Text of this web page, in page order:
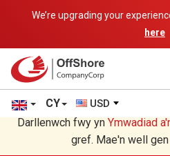
We’re upgrading your
here
CY USD
Rydych chi'n darllen yn
Darllenwch fwy yn Ymwadiad
gref. Mae'n well